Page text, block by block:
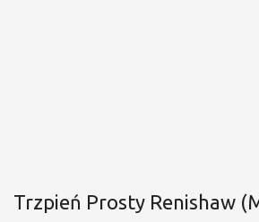
Trzpień Prosty Renishaw